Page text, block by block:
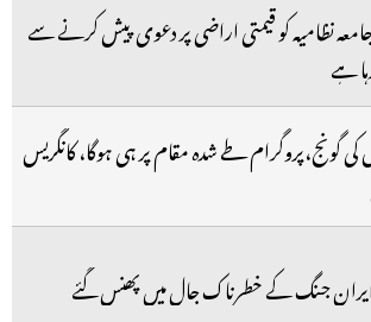
نظامیہ کو قیمتی اراضی پر دعوی پیش کرنے سے
ہے
گونج،پروگرام طے شدہ مقام پر ہی ہوگا، کانگریس
جنگ کے خطرناک جال میں پھنس گئے